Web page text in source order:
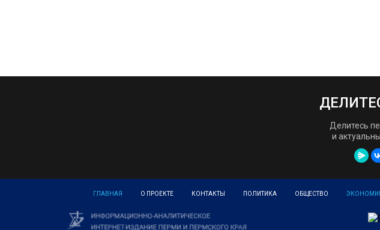
Делитесь
и
ГЛАВНАЯ О ПРОЕКТЕ КОНТАКТЫ ПОЛИТИКА ОБЩЕСТВО